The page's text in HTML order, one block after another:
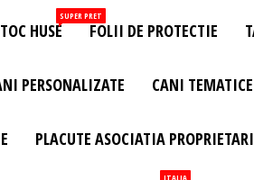
HUSE
SUPER PRET
FOLII DE PROTECTIE
PERSONALIZATE CANI TEMATICE
PLACUTE ASOCIATIA PROPRIETARI